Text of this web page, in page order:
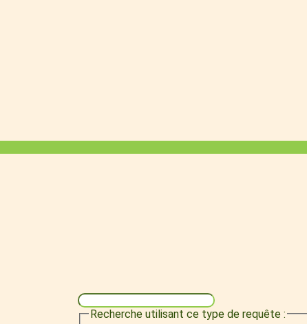
Recherche utilisant ce type de requête :